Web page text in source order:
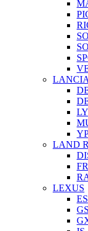
LANCIA
LAND
LEXUS
ES
GS